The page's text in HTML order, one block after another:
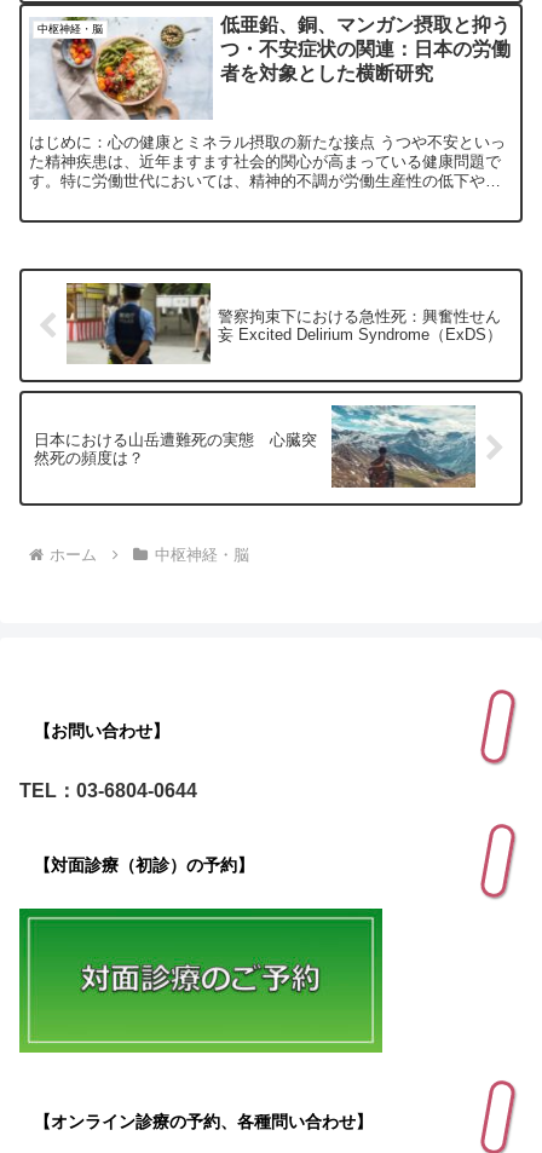
中枢神経・脳
低亜鉛、銅、マンガン摂取と抑う
つ・不安症状の関連：日本の労働
者を対象とした横断研究
はじめに：心の健康とミネラル摂取の新たな接点 うつや不安といっ
た精神疾患は、近年ますます社会的関心が高まっている健康問題で
す。特に労働世代においては、精神的不調が労働生産性の低下や職
警察拘束下における急性死：興奮性せん
妄 Excited Delirium Syndrome（ExDS）
日本における山岳遭難死の実態 心臓突
然死の頻度は？
ホーム 中枢神経・脳
【お問い合わせ】
TEL：03-6804-0644
【対面診療（初診）の予約】
【オンライン診療の予約、各種問い合わせ】